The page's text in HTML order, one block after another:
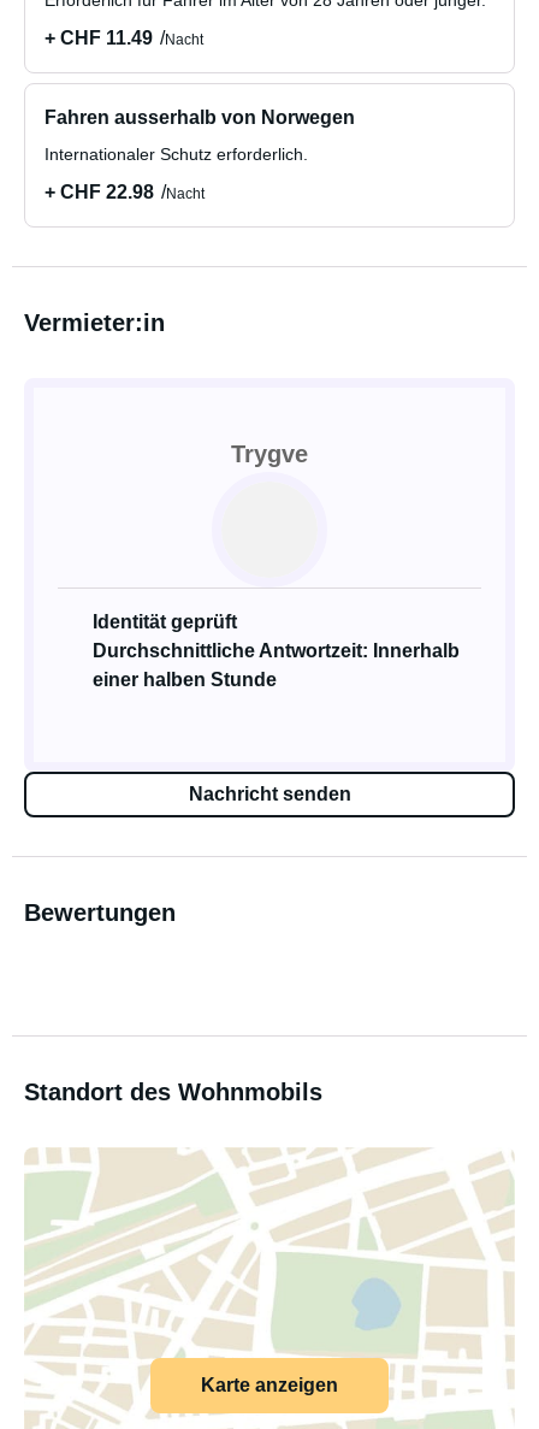
+ CHF 11.49 Nacht
Fahren ausserhalb von Norwegen
Internationaler Schutz erforderlich.
+ CHF 22.98 Nacht
Vermieter:in
Trygve
Identität geprüft
Durchschnittliche Antwortzeit: Innerhalb
einer halben Stunde
Nachricht senden
Bewertungen
Standort des Wohnmobils
Karte anzeigen